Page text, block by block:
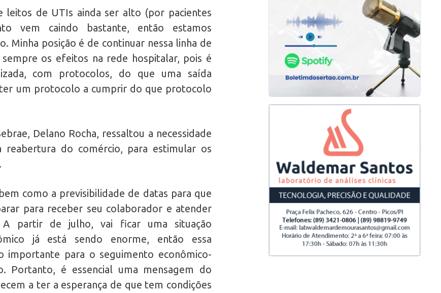
leitos de UTIs ainda ser alto (por pacientes
vem caindo bastante, então estamos
Minha posição é de continuar nessa linha de
os efeitos na rede hospitalar, pois é
com protocolos, do que uma saída
um protocolo a cumprir do que protocolo
Delano Rocha, ressaltou a necessidade
do comércio, para estimular os
como a previsibilidade de datas para que
para receber seu colaborador e atender
partir de julho, vai ficar uma situação
já está sendo enorme, então essa
importante para o seguimento econômico-
Portanto, é essencial uma mensagem do
a ter a esperança de que tem condições